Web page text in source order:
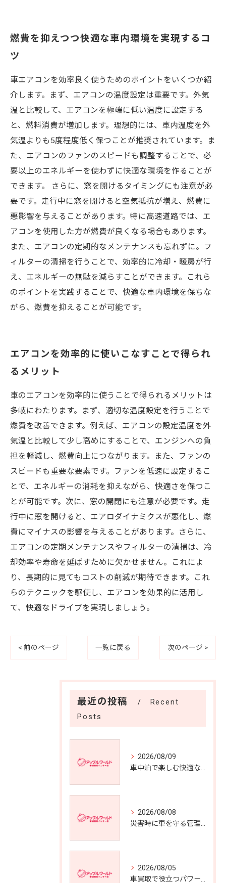
燃費を抑えつつ快適な車内環境を実現するコ
ツ
車エアコンを効率良く使うためのポイントをいくつか紹
介します。まず、エアコンの温度設定は重要です。外気
温と比較して、エアコンを極端に低い温度に設定する
と、燃料消費が増加します。理想的には、車内温度を外
気温よりも5度程度低く保つことが推奨されています。ま
た、エアコンのファンのスピードも調整することで、必
要以上のエネルギーを使わずに快適な環境を作ることが
できます。 さらに、窓を開けるタイミングにも注意が必
要です。走行中に窓を開けると空気抵抗が増え、燃費に
悪影響を与えることがあります。特に高速道路では、エ
アコンを使用した方が燃費が良くなる場合もあります。
また、エアコンの定期的なメンテナンスも忘れずに。フ
ィルターの清掃を行うことで、効率的に冷却・暖房が行
え、エネルギーの無駄を減らすことができます。これら
のポイントを実践することで、快適な車内環境を保ちな
がら、燃費を抑えることが可能です。
エアコンを効率的に使いこなすことで得られ
るメリット
車のエアコンを効率的に使うことで得られるメリットは
多岐にわたります。まず、適切な温度設定を行うことで
燃費を改善できます。例えば、エアコンの設定温度を外
気温と比較して少し高めにすることで、エンジンへの負
担を軽減し、燃費向上につながります。また、ファンの
スピードも重要な要素です。ファンを低速に設定するこ
とで、エネルギーの消耗を抑えながら、快適さを保つこ
とが可能です。次に、窓の開閉にも注意が必要です。走
行中に窓を開けると、エアロダイナミクスが悪化し、燃
費にマイナスの影響を与えることがあります。さらに、
エアコンの定期メンテナンスやフィルターの清掃は、冷
却効率や寿命を延ばすために欠かせません。これによ
り、長期的に見てもコストの削減が期待できます。これ
らのテクニックを駆使し、エアコンを効果的に活用し
て、快適なドライブを実現しましょう。
< 前のページ 一覧に戻る 次のページ >
最近の投稿
Recent
Posts
2026/08/09
2026/08/08
2026/08/05